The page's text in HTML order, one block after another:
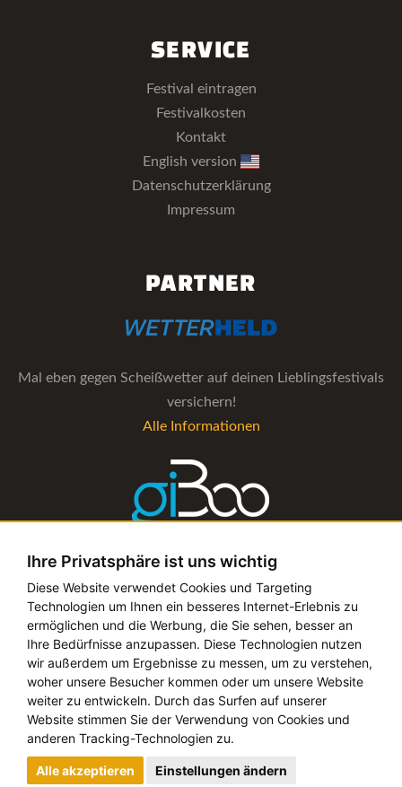
Ihre Privatsphäre ist uns wichtig
Diese Website verwendet Cookies und Targeting
Technologien um Ihnen ein besseres Internet-Erlebnis zu
ermöglichen und die Werbung, die Sie sehen, besser an
Ihre Bedürfnisse anzupassen. Diese Technologien nutzen
wir außerdem um Ergebnisse zu messen, um zu verstehen,
woher unsere Besucher kommen oder um unsere Website
weiter zu entwickeln. Durch das Surfen auf unserer
Website stimmen Sie der Verwendung von Cookies und
anderen Tracking-Technologien zu.
Alle akzeptieren Einstellungen ändern
SERVICE
Festival eintragen
Festivalkosten
Kontakt
English version
Datenschutzerklärung
Impressum
PARTNER
Mal eben gegen Scheißwetter auf deinen Lieblingsfestivals
versichern!
Alle Informationen
Die Verwaltungs-Software für alle Künstler- und
Bookingagenturen
Alle Informationen
Copyright © 2019 - 2026 festival-alarm.com | ein